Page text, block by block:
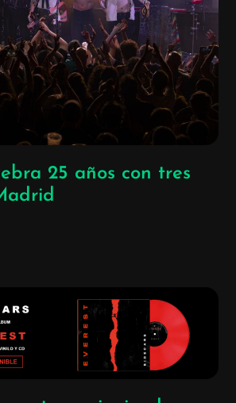
25 años con tres